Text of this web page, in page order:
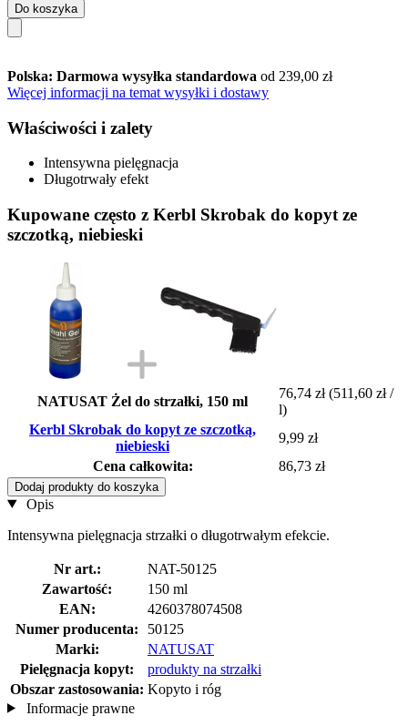
Do koszyka
Polska: Darmowa wysyłka standardowa od 239,00 zł
Więcej informacji na temat wysyłki i dostawy
Właściwości i zalety
Intensywna pielęgnacja
Długotrwały efekt
Kupowane często z Kerbl Skrobak do kopyt ze
szczotką, niebieski
NATUSAT Żel do strzałki, 150 ml
76,74 zł (511,60 zł /
l)
Kerbl Skrobak do kopyt ze szczotką,
niebieski
9,99 zł
Cena całkowita:
86,73 zł
Dodaj produkty do koszyka
Opis
Intensywna pielęgnacja strzałki o długotrwałym efekcie.
Nr art.:
NAT-50125
Zawartość:
150 ml
EAN:
4260378074508
Numer producenta:
50125
Marki:
NATUSAT
Pielęgnacja kopyt:
produkty na strzałki
Obszar zastosowania: Kopyto i róg
Informacje prawne